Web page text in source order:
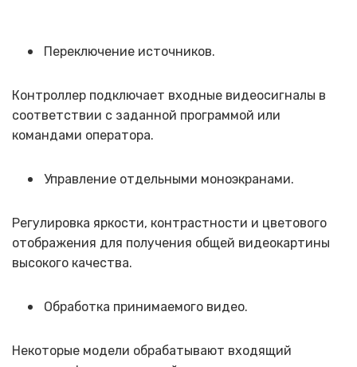
Переключение источников.
Контроллер подключает входные видеосигналы в
соответствии с заданной программой или
командами оператора.
Управление отдельными моноэкранами.
Регулировка яркости, контрастности и цветового
отображения для получения общей видеокартины
высокого качества.
Обработка принимаемого видео.
Некоторые модели обрабатывают входящий